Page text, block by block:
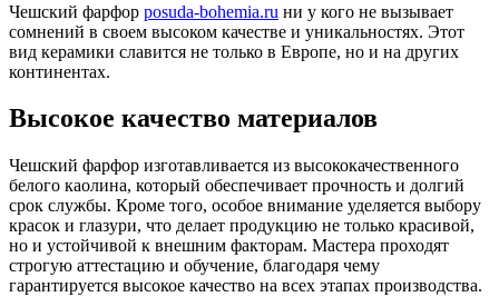
Чешский фарфор posuda-bohemia.ru ни у кого не вызывает
сомнений в своем высоком качестве и уникальностях. Этот
вид керамики славится не только в Европе, но и на других
континентах.
Высокое качество материалов
Чешский фарфор изготавливается из высококачественного
белого каолина, который обеспечивает прочность и долгий
срок службы. Кроме того, особое внимание уделяется выбору
красок и глазури, что делает продукцию не только красивой,
но и устойчивой к внешним факторам. Мастера проходят
строгую аттестацию и обучение, благодаря чему
гарантируется высокое качество на всех этапах производства.